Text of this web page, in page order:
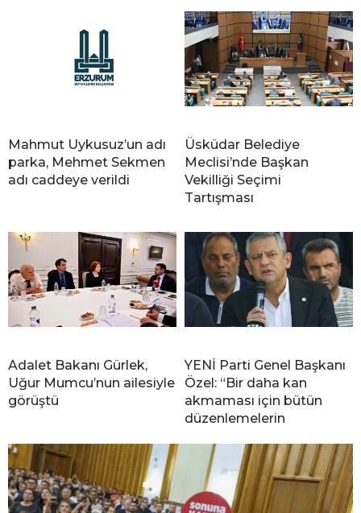
Mahmut Uykusuz’un adı
parka, Mehmet Sekmen
adı caddeye verildi
Üsküdar Belediye
Meclisi’nde Başkan
Vekilliği Seçimi
Tartışması
Adalet Bakanı Gürlek,
Uğur Mumcu’nun ailesiyle
görüştü
YENİ Parti Genel Başkanı
Özel: “Bir daha kan
akmaması için bütün
düzenlemelerin